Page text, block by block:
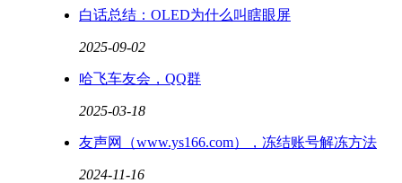
白话总结：OLED为什么叫瞎眼屏
2025-09-02
哈飞车友会，QQ群
2025-03-18
友声网（www.ys166.com），冻结账号解冻方法
2024-11-16